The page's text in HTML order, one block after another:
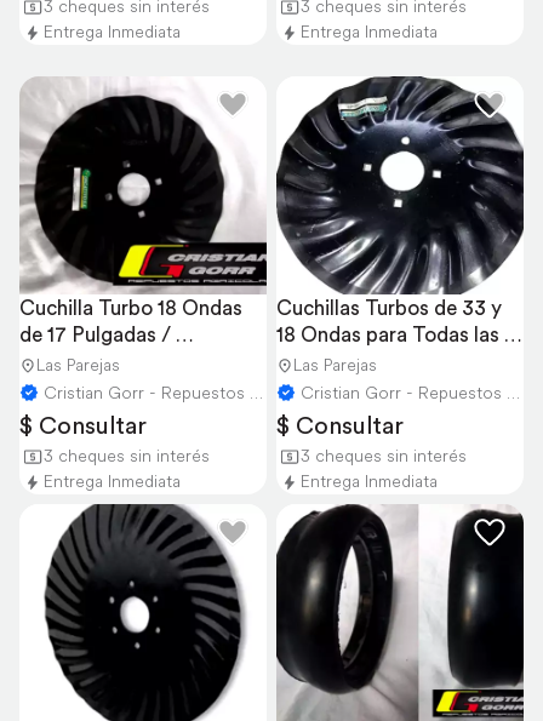
3 cheques sin interés
Entrega Inmediata
3 cheques sin interés
Entrega Inmediata
Cuchilla Turbo 18 Ondas
de 17 Pulgadas /
Sembradoras
Las Parejas
Cristian Gorr - Repuestos Agricolas
$ Consultar
3 cheques sin interés
Entrega Inmediata
Cuchillas Turbos de 33 y
18 Ondas para Todas las
Sembradoras
Las Parejas
Cristian Gorr - Repuestos Agricolas
$ Consultar
3 cheques sin interés
Entrega Inmediata